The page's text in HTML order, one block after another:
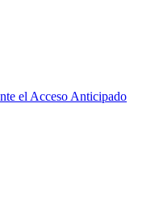
el Acceso Anticipado